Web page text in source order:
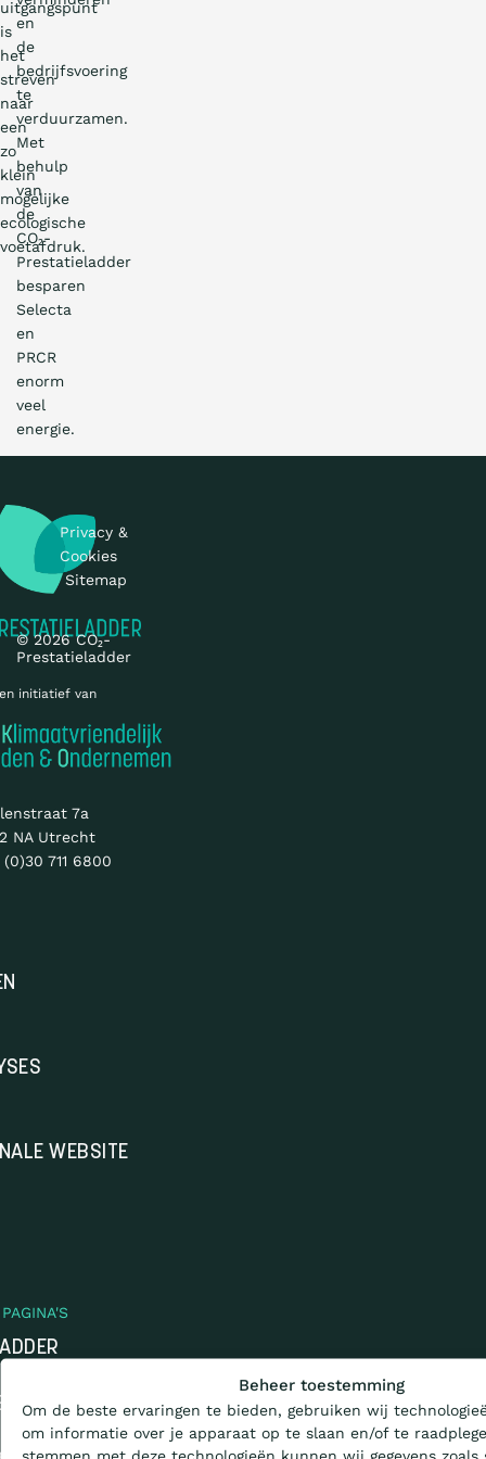
Beheer toestemming
Om de beste ervaringen te bieden, gebruiken wij
om informatie over je apparaat op te slaan en/of te
stemmen met deze technologieën kunnen wij gegevens zoals
uitgangspunt
is
het
streven
naar
een
zo
klein
mogelijke
ecologische
voetafdruk.
en
de
bedrijfsvoering
te
verduurzamen.
Met
behulp
van
de
CO₂-
Prestatieladder
besparen
Selecta
en
PRCR
enorm
veel
energie.
initiatief van
7a
NA Utrecht
(0)30 711 6800
WEBSITE
© 2026 CO₂-
Prestatieladder
Privacy &
Cookies
Sitemap
Wat is de Ladder?
Certificeren